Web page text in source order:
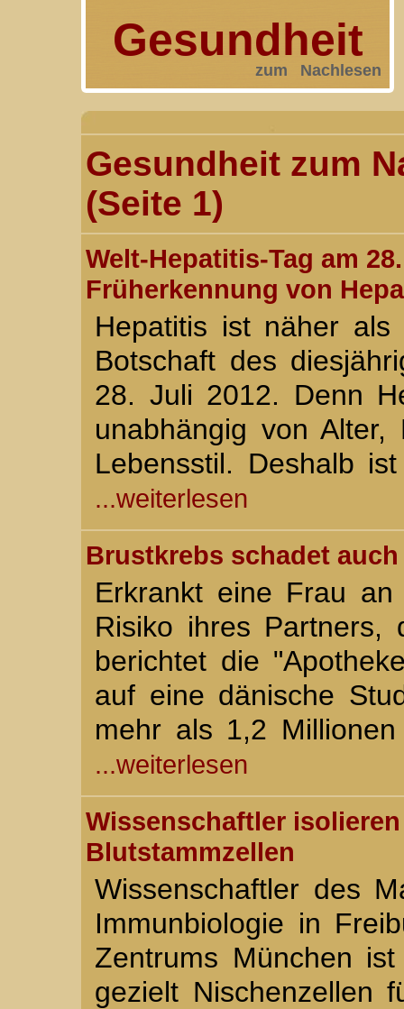
Gesundheit
zum Nachlesen
Gesundheit zum
(Seite 1)
Welt-Hepatitis-Tag am
Früherkennung von
Hepatitis ist näher
Botschaft des
28. Juli 2012. Denn
unabhängig von
Lebensstil. Deshalb
...weiterlesen
Brustkrebs schadet
Erkrankt eine Frau
Risiko ihres Partners,
berichtet die
auf eine dänische
mehr als 1,2
...weiterlesen
Wissenschaftler
Blutstammzellen
Wissenschaftler des
Immunbiologie in
Zentrums München
gezielt Nischenzellen